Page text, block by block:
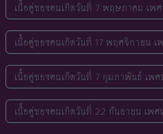
เนื้อคู่ของคนเกิดวันที่ 7 พฤษภาคม เพ
เนื้อคู่ของคนเกิดวันที่ 17 พฤศจิกายน
เนื้อคู่ของคนเกิดวันที่ 7 กุมภาพันธ์ เพ
เนื้อคู่ของคนเกิดวันที่ 22 กันยายน เพ